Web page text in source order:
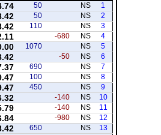
1
NS
50
2
NS
50
3
NS
110
4
NS
-680
5
NS
1070
6
NS
-50
7
NS
690
8
NS
100
9
NS
450
10
NS
-140
11
NS
-140
12
NS
-980
13
NS
650